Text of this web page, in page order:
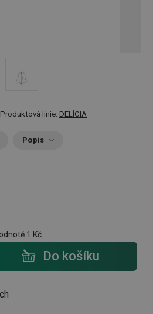
Produktová linie: DELÍCIA
Popis
1 Kč
Do košíku